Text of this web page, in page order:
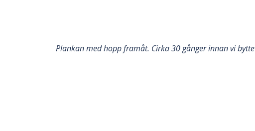
Plankan med hopp framåt. Cirka 30 gånger innan vi